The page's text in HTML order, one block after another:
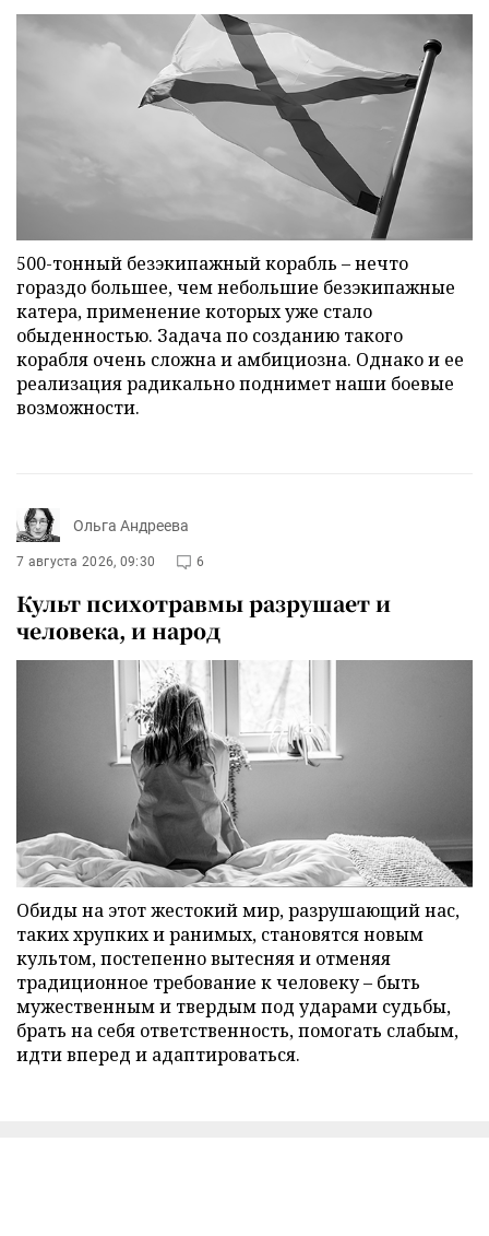
500-тонный безэкипажный корабль – нечто
гораздо большее, чем небольшие безэкипажные
катера, применение которых уже стало
обыденностью. Задача по созданию такого
корабля очень сложна и амбициозна. Однако и ее
реализация радикально поднимет наши боевые
возможности.
Ольга Андреева
7 августа 2026, 09:30 6
Культ психотравмы разрушает и
человека, и народ
Обиды на этот жестокий мир, разрушающий нас,
таких хрупких и ранимых, становятся новым
культом, постепенно вытесняя и отменяя
традиционное требование к человеку – быть
мужественным и твердым под ударами судьбы,
брать на себя ответственность, помогать слабым,
идти вперед и адаптироваться.